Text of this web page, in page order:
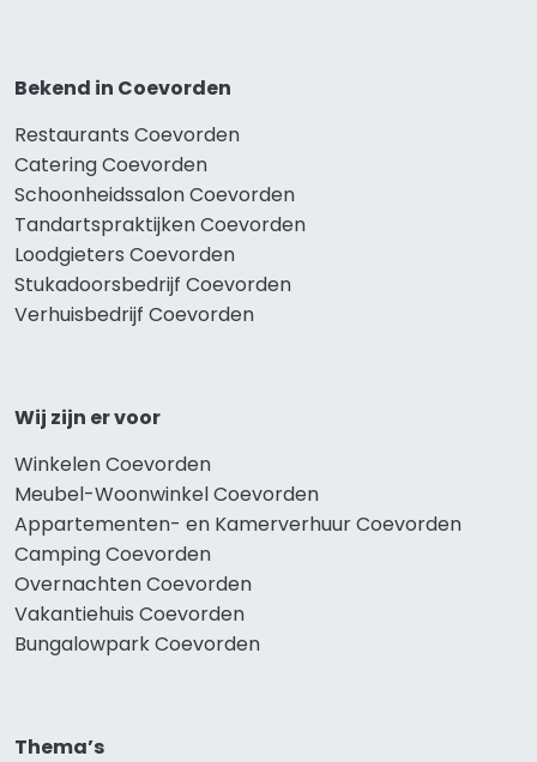
Bekend in Coevorden
Restaurants Coevorden
Catering Coevorden
Schoonheidssalon Coevorden
Tandartspraktijken Coevorden
Loodgieters Coevorden
Stukadoorsbedrijf Coevorden
Verhuisbedrijf Coevorden
Wij zijn er voor
Winkelen Coevorden
Meubel-Woonwinkel Coevorden
Appartementen- en Kamerverhuur Coevorden
Camping Coevorden
Overnachten Coevorden
Vakantiehuis Coevorden
Bungalowpark Coevorden
Thema’s